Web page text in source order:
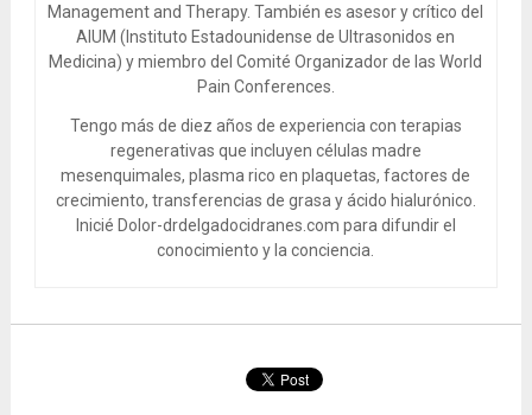
Management and Therapy. También es asesor y crítico del
AIUM (Instituto Estadounidense de Ultrasonidos en
Medicina) y miembro del Comité Organizador de las World
Pain Conferences.
Tengo más de diez años de experiencia con terapias
regenerativas que incluyen células madre
mesenquimales, plasma rico en plaquetas, factores de
crecimiento, transferencias de grasa y ácido hialurónico.
Inicié Dolor-drdelgadocidranes.com para difundir el
conocimiento y la conciencia.